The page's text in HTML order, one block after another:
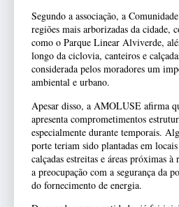
Segundo a associação, a
regiões mais arborizadas da cidade,
como o Parque Linear Alviverde,
longo da ciclovia, canteiros e
considerada pelos moradores um
ambiental e urbano.
Apesar disso, a AMOLUSE afirma
apresenta comprometimentos
especialmente durante temporais.
porte teriam sido plantadas em
calçadas estreitas e áreas próximas
a preocupação com a segurança da
do fornecimento de energia.